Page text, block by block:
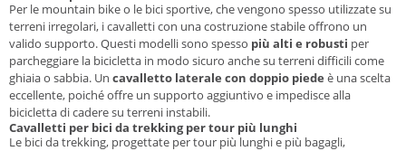
Per le mountain bike o le bici sportive, che vengono spesso utilizzate su
terreni irregolari, i cavalletti con una costruzione stabile offrono un
valido supporto. Questi modelli sono spesso più alti e robusti per
parcheggiare la bicicletta in modo sicuro anche su terreni difficili come
ghiaia o sabbia. Un cavalletto laterale con doppio piede è una scelta
eccellente, poiché offre un supporto aggiuntivo e impedisce alla
bicicletta di cadere su terreni instabili.
Cavalletti per bici da trekking per tour più lunghi
Le bici da trekking, progettate per tour più lunghi e più bagagli,